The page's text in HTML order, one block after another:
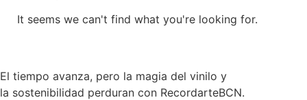
It seems we can't find what you're looking for.
El tiempo avanza, pero la magia del vinilo y
la sostenibilidad perduran con RecordarteBCN.